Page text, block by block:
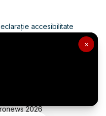
×
accesibilitate
Politica de confidențialitate
2026